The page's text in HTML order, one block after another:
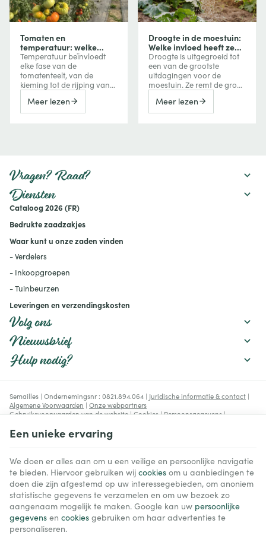
Tomaten en
temperatuur: welke
invloed heeft
temperatuur op groei,
bloei en vruchtvorming?
Temperatuur beïnvloedt
elke fase van de
tomatenteelt, van de
kieming tot de rijping van
vertraagt de groei, terwijl
extreme hitte de bloei,
rekening mee houdt.
Meer lezen
Droogte in de moestuin:
Welke invloed heeft ze
op uw groenten en hoe
beschermt u uw
gewassen?
Droogte is uitgegroeid tot
een van de grootste
uitdagingen voor de
moestuin. Ze remt de groei
de oogst, kan de bitterheid
verhogen of een
Meer lezen
Vragen? Raad?
Diensten
Cataloog 2026 (FR)
Bedrukte zaadzakjes
Waar kunt u onze zaden vinden
- Verdelers
- Inkoopgroepen
- Tuinbeurzen
Leveringen en verzendingskosten
Volg ons
Nieuwsbrief
Hulp nodig?
Semailles | Ondernemingsnr : 0821.894.064 | Juridische informatie & contact |
Algemene Voorwaarden | Onze webpartners
Gebruiksvoorwaarden van de website | Cookies | Persoonsgegevens |
© Copyright 2023-2026 -E-net Business
handelaars, zelfstandigen & Kmo's.
Een unieke ervaring
We doen er alles aan om u een veilige en persoonlijke navigatie
te bieden. Hiervoor gebruiken wij cookies om u aanbiedingen te
doen die zijn afgestemd op uw interessegebieden, om anoniem
statistische gegevens te verzamelen en om uw bezoek zo
aangenaam mogelijk te maken. Google kan uw persoonlijke
gegevens en cookies gebruiken om haar advertenties te
personaliseren.